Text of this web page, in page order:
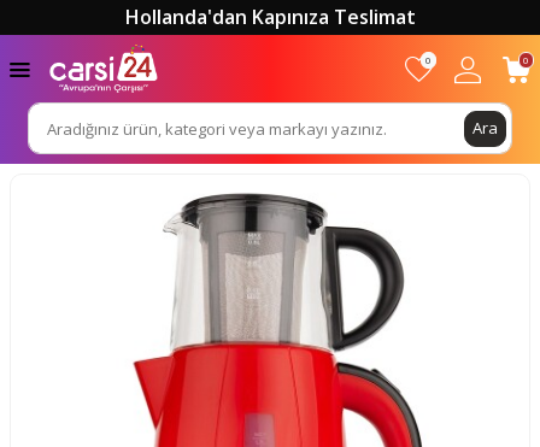
Hollanda'dan Kapınıza Teslimat
Ara
0 0